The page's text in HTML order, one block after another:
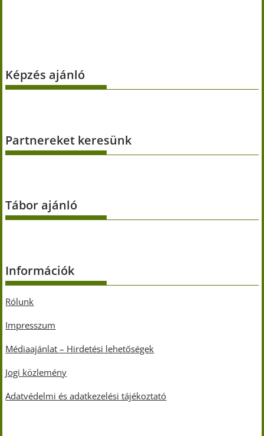
Képzés ajánló
Partnereket keresünk
Tábor ajánló
Információk
Rólunk
Impresszum
Médiaajánlat – Hirdetési lehetőségek
Jogi közlemény
Adatvédelmi és adatkezelési tájékoztató